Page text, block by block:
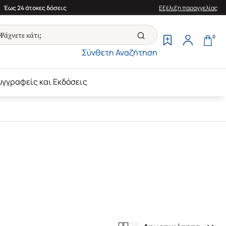
Έως 24 άτοκες δόσεις Εξέλιξη παραγγελίας
Σύνθετη Αναζήτηση
0
και Εκδόσεις